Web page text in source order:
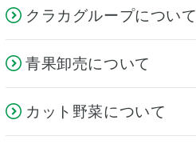
クラカグループについて
青果卸売について
カット野菜について